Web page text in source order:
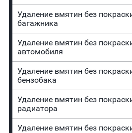
Удаление вмятин без
багажника
Удаление вмятин без
автомобиля
Удаление вмятин без
бензобака
Удаление вмятин без
радиатора
Удаление вмятин без